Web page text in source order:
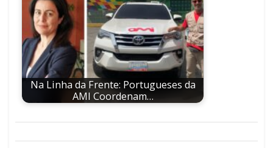
Na Linha da Frente: Portugueses da
AMI Coordenam…